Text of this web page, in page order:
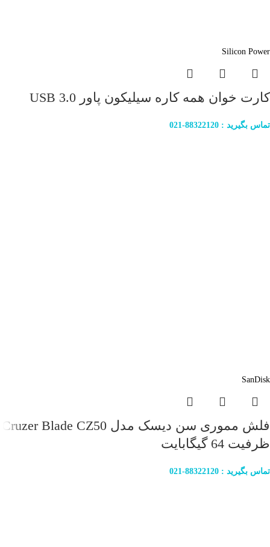
Silicon Power
کارت خوان همه کاره سیلیکون پاور USB 3.0
تماس بگیرید : 88322120-021
SanDisk
فلش مموری سن دیسک مدل Cruzer Blade CZ50
ظرفیت 64 گیگابایت
تماس بگیرید : 88322120-021